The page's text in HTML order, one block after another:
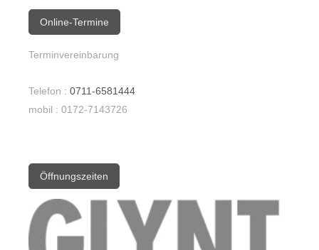
Online-Termine
Terminvereinbarung
Telefon : 0711-6581444
mobil : 0172-7143726
Öffnungszeiten